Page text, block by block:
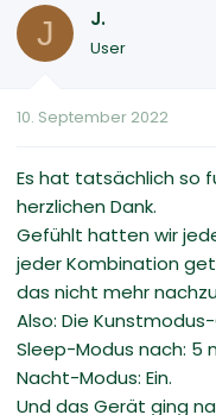
J J.
User
10. September 2022
Es hat tatsächlich so
herzlichen Dank.
Gefühlt hatten wir
jeder Kombination
das nicht mehr
Also: Die
Sleep-Modus nach: 5
Nacht-Modus: Ein.
Und das Gerät ging